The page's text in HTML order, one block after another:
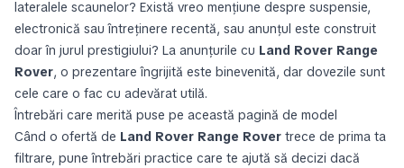
lateralele scaunelor? Există vreo mențiune despre suspensie,
electronică sau întreținere recentă, sau anunțul este construit
doar în jurul prestigiului? La anunțurile cu Land Rover Range
Rover, o prezentare îngrijită este binevenită, dar dovezile sunt
cele care o fac cu adevărat utilă.
Întrebări care merită puse pe această pagină de model
Când o ofertă de Land Rover Range Rover trece de prima ta
filtrare, pune întrebări practice care te ajută să decizi dacă